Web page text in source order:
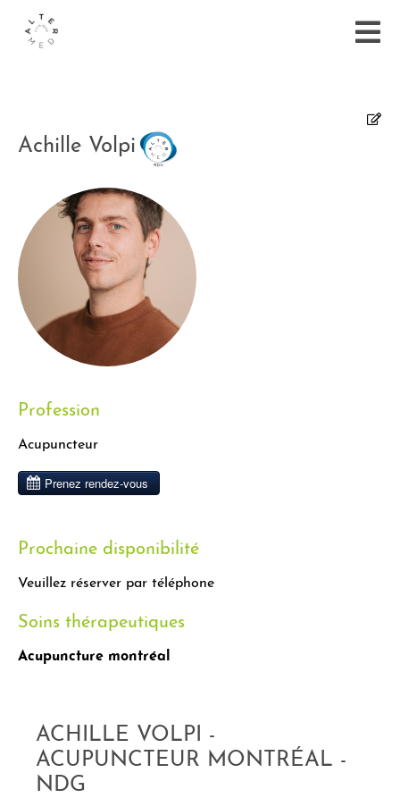
Achille Volpi
Profession
Acupuncteur
Prochaine disponibilité
Veuillez réserver par téléphone
Soins thérapeutiques
Acupuncture montréal
ACHILLE VOLPI -
ACUPUNCTEUR MONTRÉAL -
NDG